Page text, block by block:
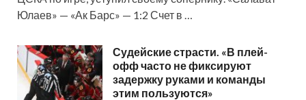
Юлаев» — «Ак Барс» — 1:2 Счет в …
Судейские страсти. «В плей-
офф часто не фиксируют
задержку руками и команды
этим пользуются»